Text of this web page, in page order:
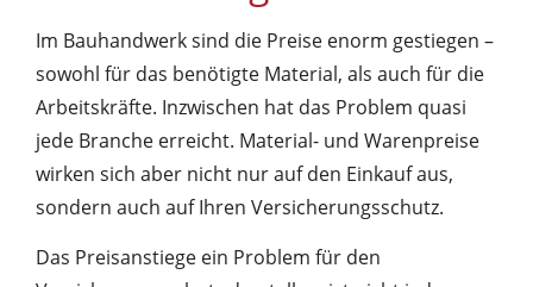
Im Bauhandwerk sind die Preise enorm gestiegen –
sowohl für das benötigte Material, als auch für die
Arbeitskräfte. Inzwischen hat das Problem quasi
jede Branche erreicht. Material- und Warenpreise
wirken sich aber nicht nur auf den Einkauf aus,
sondern auch auf Ihren Versicherungsschutz.
Das Preisanstiege ein Problem für den